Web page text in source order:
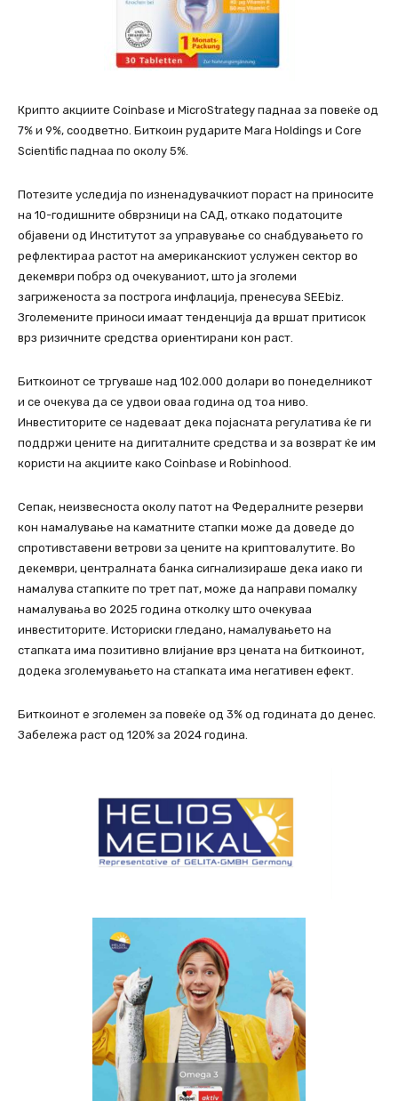
Крипто акциите Coinbase и MicroStrategy паднаа за повеќе од
7% и 9%, соодветно. Биткоин рударите Mara Holdings и Core
Scientific паднаа по околу 5%.
Потезите уследија по изненадувачкиот пораст на приносите
на 10-годишните обврзници на САД, откако податоците
објавени од Институтот за управување со снабдувањето го
рефлектираа растот на американскиот услужен сектор во
декември побрз од очекуваниот, што ја зголеми
загриженоста за построга инфлација, пренесува SEEbiz.
Зголемените приноси имаат тенденција да вршат притисок
врз ризичните средства ориентирани кон раст.
Биткоинот се тргуваше над 102.000 долари во понеделникот
и се очекува да се удвои оваа година од тоа ниво.
Инвеститорите се надеваат дека појасната регулатива ќе ги
поддржи цените на дигиталните средства и за возврат ќе им
користи на акциите како Coinbase и Robinhood.
Сепак, неизвесноста околу патот на Федералните резерви
кон намалување на каматните стапки може да доведе до
спротивставени ветрови за цените на криптовалутите. Во
декември, централната банка сигнализираше дека иако ги
намалува стапките по трет пат, може да направи помалку
намалувања во 2025 година отколку што очекуваа
инвеститорите. Историски гледано, намалувањето на
стапката има позитивно влијание врз цената на биткоинот,
додека зголемувањето на стапката има негативен ефект.
Биткоинот е зголемен за повеќе од 3% од годината до денес.
Забележа раст од 120% за 2024 година.